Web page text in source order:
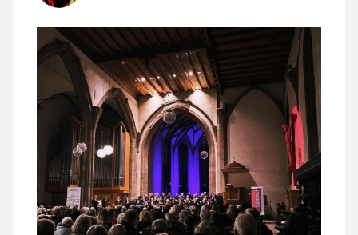
stuttgarter_oratorienchor
März 24